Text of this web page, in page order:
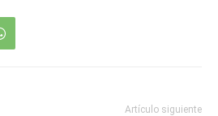
Artículo siguiente